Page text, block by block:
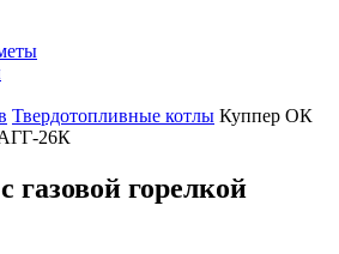
Твердотопливные котлы Куппер ОК
АГГ-26К
газовой горелкой